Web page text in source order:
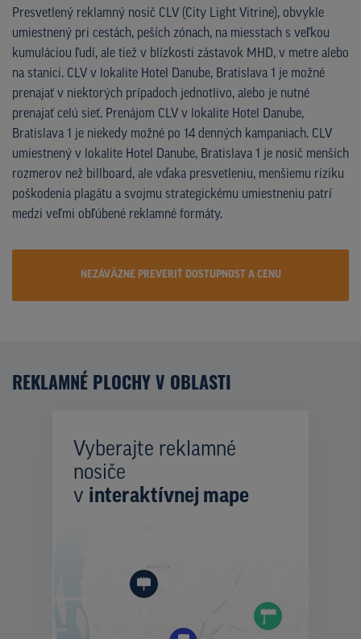
Presvetlený reklamný nosič CLV (City Light Vitrine), obvykle
umiestnený pri cestách, peších zónach, na miesstach s veľkou
kumuláciou ľudí, ale tiež v blízkosti zástavok MHD, v metre alebo
na stanici. CLV v lokalite Hotel Danube, Bratislava 1 je možné
prenajať v niektorých prípadoch jednotlivo, alebo je nutné
prenajať celú sieť. Prenájom CLV v lokalite Hotel Danube,
Bratislava 1 je niekedy možné po 14 denných kampaniach. CLV
umiestnený v lokalite Hotel Danube, Bratislava 1 je nosič menších
rozmerov než billboard, ale vďaka presvetleniu, menšiemu riziku
poškodenia plagátu a svojmu strategickému umiestneniu patrí
medzi veľmi obľúbené reklamné formáty.
NEZÁVÄZNE PREVERIŤ DOSTUPNOST A CENU
REKLAMNÉ PLOCHY V OBLASTI
Vyberajte reklamné
nosiče
v interaktívnej mape